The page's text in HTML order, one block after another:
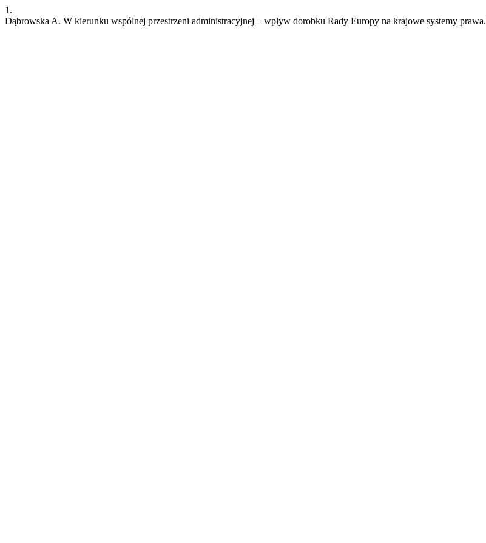
1.
Dąbrowska A. W kierunku wspólnej przestrzeni administracyjnej – wpływ dorobku Rady Europy na krajowe systemy prawa.